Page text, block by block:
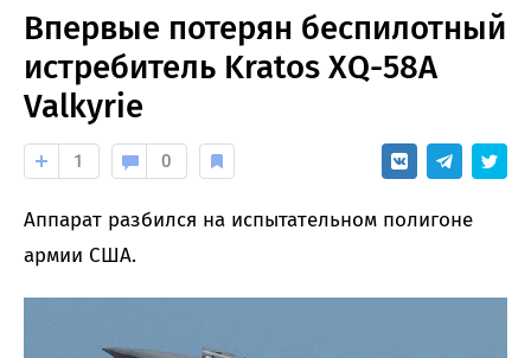
Впервые потерян беспилотный
истребитель Kratos XQ-58A
Valkyrie
1 0
Аппарат разбился на испытательном полигоне
армии США.